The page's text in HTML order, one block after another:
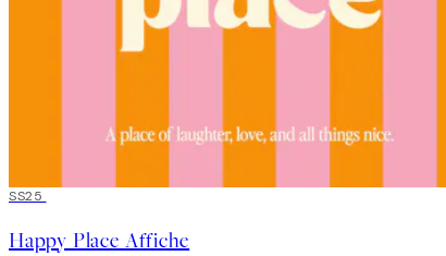
50%*
SS25
Happy Place Affiche